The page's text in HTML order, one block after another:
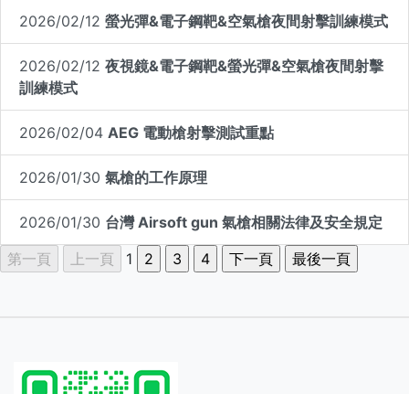
2026/02/12 螢光彈&電子鋼靶&空氣槍夜間射擊訓練模式
2026/02/12 夜視鏡&電子鋼靶&螢光彈&空氣槍夜間射擊
訓練模式
2026/02/04 AEG 電動槍射擊測試重點
2026/01/30 氣槍的工作原理
2026/01/30 台灣 Airsoft gun 氣槍相關法律及安全規定
1